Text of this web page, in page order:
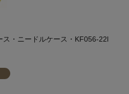
ス・ニードルケース・KF056-22l